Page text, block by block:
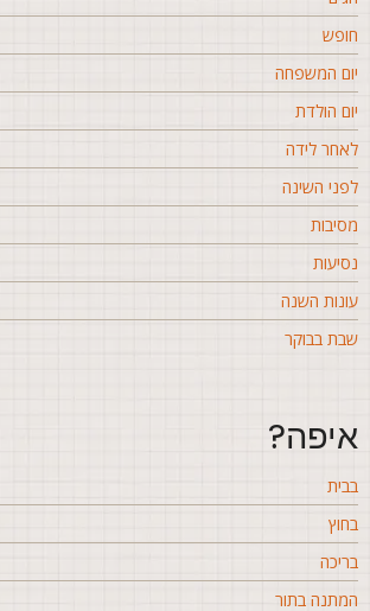
המשפחה
הולדת
לידה
השינה
השנה
בבוקר
בתור